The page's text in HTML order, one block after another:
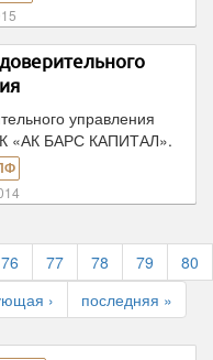
управления
«АК БАРС КАПИТАЛ».
76 77 78 79
80
› последняя »